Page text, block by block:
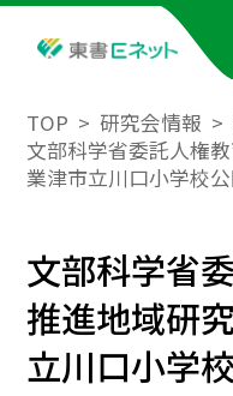
TOP 研究会情報
文部科学省委託人権
業津市立川口小学校
文部科学省
推進地域研
立川口小学